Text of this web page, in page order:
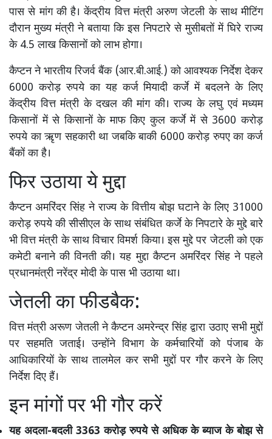
पास से मांग की है। केंद्रीय वित्त मंत्री अरुण जेटली के साथ मीटिंग
दौरान मुख्य मंत्री ने बताया कि इस निपटारे से मुसीबतों में घिरे राज्य
के 4.5 लाख किसानों को लाभ होगा।
कैप्टन ने भारतीय रिजर्व बैंक (आर.बी.आई.) को आवश्यक निर्देश देकर
6000 करोड़ रुपये का यह कर्ज मियादी कर्जे में बदलने के लिए
केंद्रीय वित्त मंत्री के दखल की मांग की। राज्य के लघु एवं मध्यम
किसानों में से किसानों के माफ किए कुल कर्जे में से 3600 करोड़
रुपये का ऋृण सहकारी था जबकि बाकी 6000 करोड़ रुपए का कर्ज
बैंकों का है।
फिर उठाया ये मुद्दा
कैप्टन अमरिंदर सिंह ने राज्य के वित्तीय बोझ घटाने के लिए 31000
करोड़ रुपये की सीसीएल के साथ संबंधित कर्जे के निपटारे के मुद्दे बारे
भी वित्त मंत्री के साथ विचार विमर्श किया। इस मुद्दे पर जेटली को एक
कमेटी बनाने की विनती की। यह मुद्दा कैप्टन अमरिंदर सिंह ने पहले
प्रधानमंत्री नरेंद्र मोदी के पास भी उठाया था।
जेतली का फीडबैक:
वित्त मंत्री अरूण जेतली ने कैप्टन अमरेन्द्र सिंह द्वारा उठाए सभी मुद्दों
पर सहमति जताई। उन्होंने विभाग के कर्मचारियों को पंजाब के
आधिकारियों के साथ तालमेल कर सभी मुद्दों पर गौर करने के लिए
निर्देश दिए हैं।
इन मांगों पर भी गौर करें
यह अदला-बदली 3363 करोड़ रुपये से अधिक के ब्याज के बोझ से